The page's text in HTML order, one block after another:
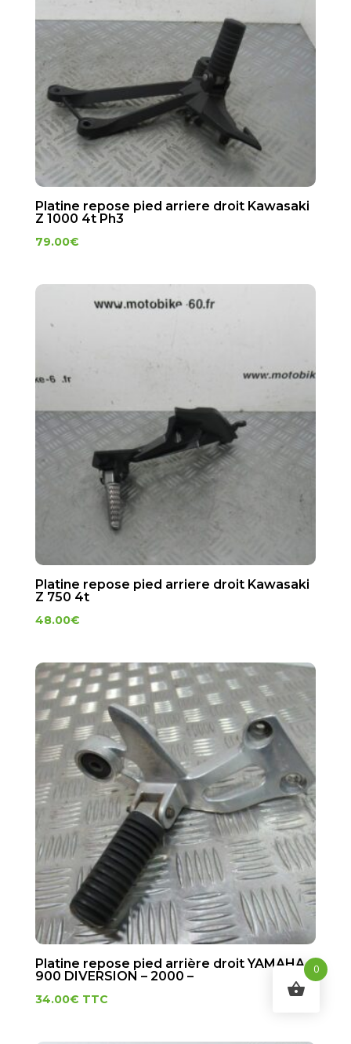
Platine repose pied arriere droit Kawasaki
Z 1000 4t Ph3
79.00€
Platine repose pied arriere droit Kawasaki
Z 750 4t
48.00€
Platine repose pied arrière droit YAMAHA
900 DIVERSION – 2000 –
34.00€ TTC
0